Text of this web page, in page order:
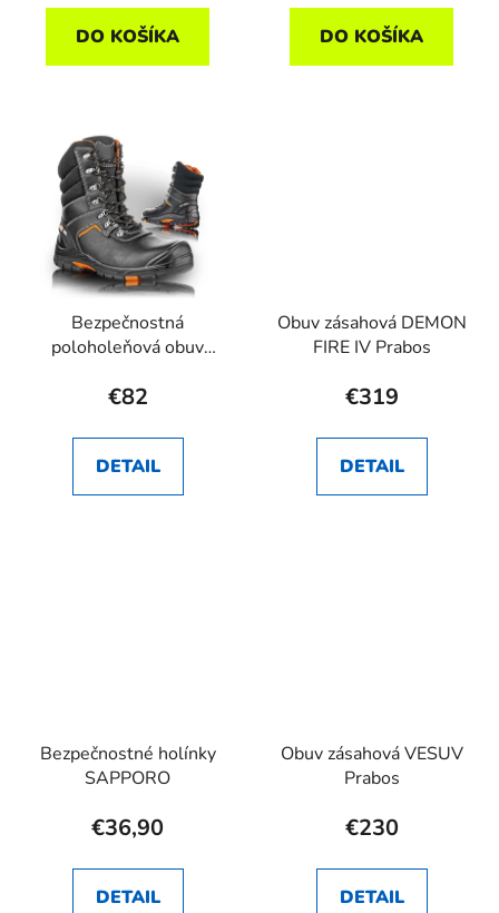
DO KOŠÍKA DO KOŠÍKA
Bezpečnostná
poloholeňová obuv
€82
DETAIL
Obuv zásahová DEMON
FIRE IV Prabos
€319
DETAIL
Bezpečnostné holínky
SAPPORO
€36,90
DETAIL
Obuv zásahová VESUV
Prabos
€230
DETAIL